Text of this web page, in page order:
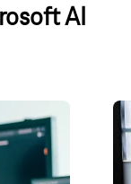
AI